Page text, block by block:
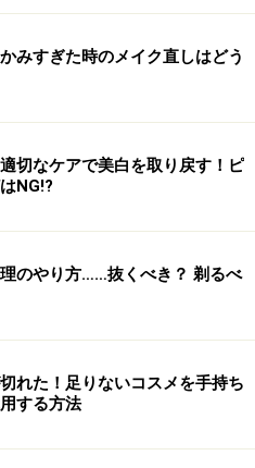
みすぎた時のメイク直しはどう
切なケアで美白を取り戻す！ピ
NG!?
のやり方……抜くべき？ 剃るべ
れた！足りないコスメを手持ち
する方法